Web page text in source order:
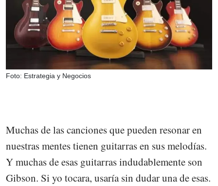
Foto: Estrategia y Negocios
Muchas de las canciones que pueden resonar en
nuestras mentes tienen guitarras en sus melodías.
Y muchas de esas guitarras indudablemente son
Gibson. Si yo tocara, usaría sin dudar una de esas.